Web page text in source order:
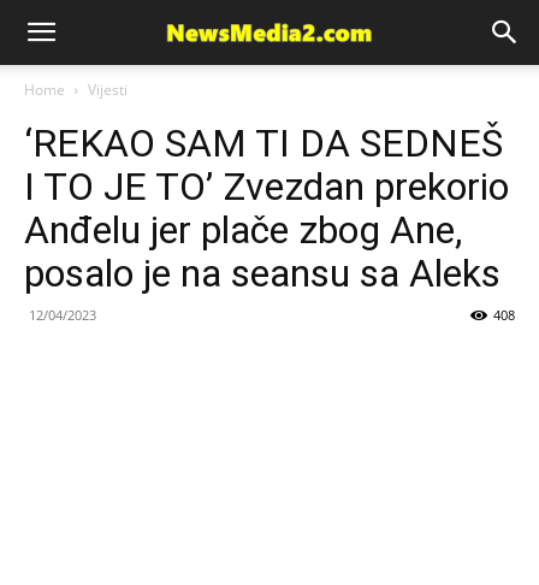
News
Media
Home Vijesti
‘REKAO SAM TI DA SEDNEŠ
I TO JE TO’ Zvezdan prekorio
Anđelu jer plače zbog Ane,
posalo je na seansu sa Aleks
12/04/2023 408